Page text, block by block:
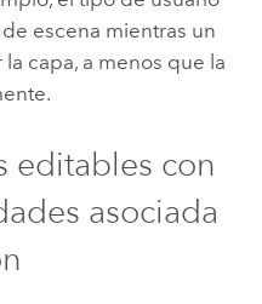
escena mientras un
capa, a menos que la
editables con
asociada